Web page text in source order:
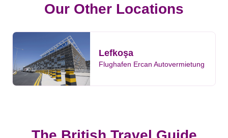
Our Other Locations
Lefkoşa
Flughafen Ercan Autovermietung